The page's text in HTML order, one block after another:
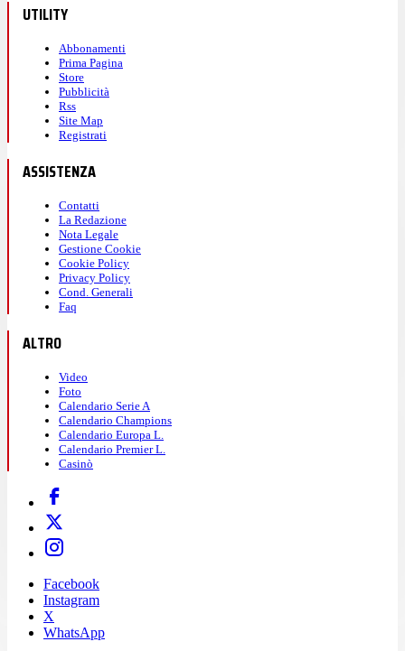
UTILITY
Abbonamenti
Prima Pagina
Store
Pubblicità
Rss
Site Map
Registrati
ASSISTENZA
Contatti
La Redazione
Nota Legale
Gestione Cookie
Cookie Policy
Privacy Policy
Cond. Generali
Faq
ALTRO
Video
Foto
Calendario Serie A
Calendario Champions
Calendario Europa L.
Calendario Premier L.
Casinò
Facebook
Instagram
X
WhatsApp